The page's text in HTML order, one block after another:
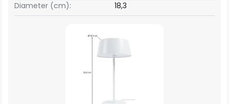
Diameter (cm):
18,3